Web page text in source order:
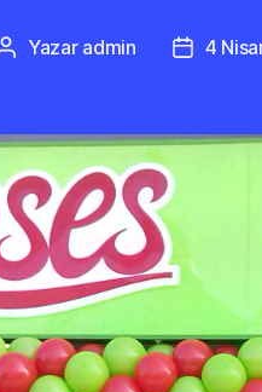
Yazının
Yazar admin
Yazı
4